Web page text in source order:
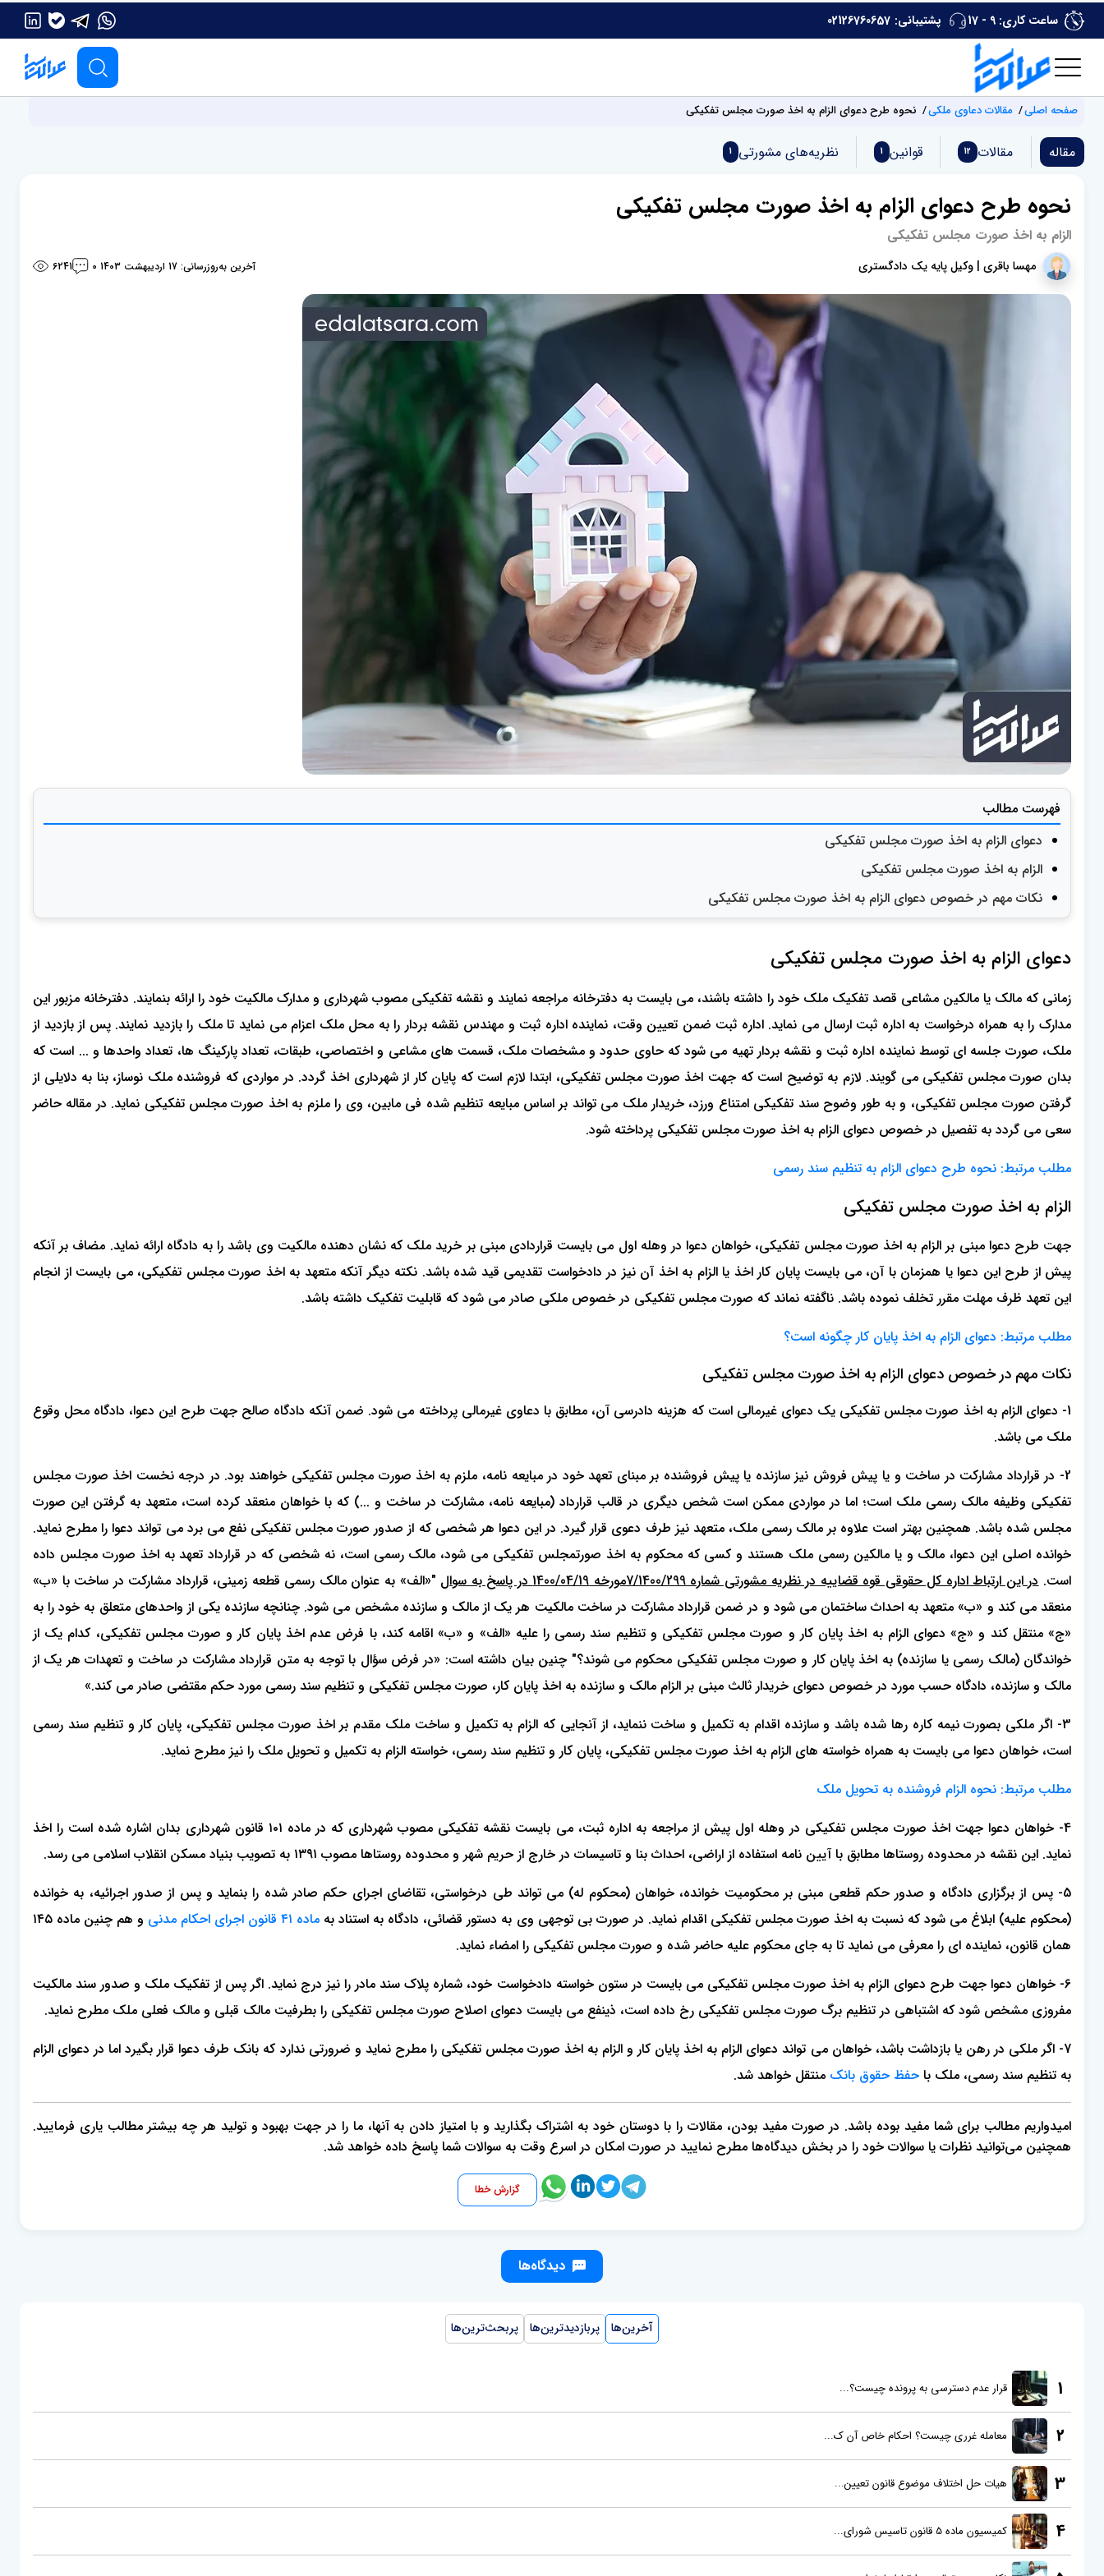
ساعت کاری: 9 - 17 پشتیبانی: 02126760657
صفحه اصلی مقالات دعاوی ملکی نحوه طرح دعوای الزام به اخذ صورت مجلس تفکیکی
مقاله مقالات 12 قوانین 1 نظریه‌های مشورتی 1
نحوه طرح دعوای الزام به اخذ صورت مجلس تفکیکی
الزام به اخذ صورت مجلس تفکیکی
مهسا باقری | وکیل پایه یک دادگستری آخرین به‌روزرسانی: 17 اردیبهشت 1403 0
6241
فهرست مطالب
دعوای الزام به اخذ صورت مجلس تفکیکی
الزام به اخذ صورت مجلس تفکیکی
نکات مهم در خصوص دعوای الزام به اخذ صورت مجلس تفکیکی
دعوای الزام به اخذ صورت مجلس تفکیکی
زمانی که مالک یا مالکین مشاعی قصد تفکیک ملک خود را داشته باشند، می بایست به دفترخانه مراجعه نمایند و‌ نقشه تفکیکی مصوب شهرداری و مدارک مالکیت خود را ارائه بنمایند. دفترخانه مزبور این
مدارک را به همراه درخواست به اداره ثبت ارسال می نماید. اداره ثبت ضمن تعیین وقت، نماینده اداره ثبت و مهندس نقشه بردار را به محل ملک اعزام می نماید تا ملک را بازدید نمایند. پس از بازدید از
ملک، صورت جلسه ای توسط نماینده اداره ثبت و نقشه بردار تهیه می شود که حاوی حدود و مشخصات ملک، قسمت های مشاعی و اختصاصی، طبقات، تعداد پارکینگ ها، تعداد واحدها و ... است که
بدان صورت مجلس تفکیکی می گویند. لازم به توضیح است که جهت اخذ صورت مجلس تفکیکی، ابتدا لازم است که پایان کار از شهرداری اخذ گردد. در مواردی که فروشنده ملک نوساز، بنا به دلایلی از
گرفتن صورت مجلس تفکیکی، و به طور وضوح سند تفکیکی امتناع ورزد، خریدار ملک می تواند بر اساس مبایعه تنظیم شده فی مابین، وی را ملزم به اخذ صورت مجلس تفکیکی نماید. در مقاله حاضر
سعی می گردد به تفصیل در خصوص دعوای الزام به اخذ صورت مجلس تفکیکی پرداخته شود.
مطلب مرتبط: نحوه طرح دعوای الزام به تنظیم سند رسمی
الزام به اخذ صورت مجلس تفکیکی
جهت طرح دعوا مبنی بر الزام به اخذ صورت مجلس تفکیکی، خواهان دعوا در وهله اول می بایست قراردادی مبنی بر خرید ملک که نشان دهنده مالکیت وی باشد را به دادگاه ارائه نماید. مضاف بر آنکه
پیش از طرح این دعوا یا همزمان با آن، می بایست پایان کار اخذ یا الزام به اخذ آن نیز در دادخواست تقدیمی قید شده باشد. نکته دیگر آنکه متعهد به اخذ صورت مجلس تفکیکی، می بایست از انجام
این تعهد ظرف مهلت مقرر تخلف نموده باشد. ناگفته نماند که صورت مجلس تفکیکی در خصوص ملکی صادر می شود که قابلیت تفکیک داشته باشد.
مطلب مرتبط: دعوای الزام به اخذ پایان کار چگونه است؟
نکات مهم در خصوص دعوای الزام به اخذ صورت مجلس تفکیکی
1- دعوای الزام به اخذ صورت مجلس تفکیکی یک دعوای غیرمالی است که هزینه دادرسی آن، مطابق با دعاوی غیرمالی پرداخته می شود. ضمن آنکه دادگاه صالح جهت طرح این دعوا، دادگاه محل وقوع
ملک می باشد.
2- در قرارداد مشارکت در ساخت و یا پیش فروش نیز سازنده یا پیش فروشنده بر مبنای تعهد خود در مبایعه نامه، ملزم به اخذ صورت مجلس تفکیکی خواهند بود. در درجه نخست اخذ صورت مجلس
تفکیکی وظیفه مالک رسمی ملک است؛ اما در مواردی ممکن است شخص دیگری در قالب قرارداد (مبایعه نامه، مشارکت در ساخت و ...) که با خواهان منعقد کرده است، متعهد به گرفتن این صورت
مجلس شده باشد. همچنین بهتر است علاوه بر مالک رسمی ملک، متعهد نیز طرف دعوی قرار گیرد. در این دعوا هر شخصی که از صدور صورت مجلس تفکیکی نفع می برد می تواند دعوا را مطرح نماید.
خوانده اصلی این دعوا، مالک و یا مالکین رسمی ملک هستند و کسی که محکوم به اخذ صورتمجلس تفکیکی می شود، مالک رسمی است، نه شخصی که در قرارداد تعهد به اخذ صورت مجلس داده
است.در این ارتباط اداره کل حقوقی قوه قضاییه در نظریه مشورتی شماره 7/1400/299مورخه 1400/04/19 در پاسخ به سوال
"«الف» به عنوان مالک رسمی قطعه زمینی، قرارداد مشارکت در ساخت با «ب»
منعقد می کند و «ب» متعهد به احداث ساختمان می شود و در ضمن قرارداد مشارکت در ساخت مالکیت هر یک از مالک و سازنده مشخص می شود. چنانچه سازنده یکی از واحدهای متعلق به خود را به
«ج» منتقل کند و «ج» دعوای الزام به اخذ پایان کار و صورت مجلس تفکیکی و تنظیم سند رسمی را علیه «الف» و «ب» اقامه کند، با فرض عدم اخذ پایان کار و صورت مجلس تفکیکی، کدام یک از
خواندگان (مالک رسمی یا سازنده) به اخذ پایان کار و صورت مجلس تفکیکی محکوم می شوند؟" چنین بیان داشته است: «در فرض سؤال با توجه به متن قرارداد مشارکت در ساخت و تعهدات هر یک از
مالک و سازنده، دادگاه حسب مورد در خصوص دعوای خریدار ثالث مبنی بر الزام مالک و سازنده به اخذ پایان کار، صورت مجلس تفکیکی و تنظیم سند رسمی مورد حکم مقتضی صادر می کند.»
3- اگر ملکی بصورت نیمه کاره رها شده باشد و سازنده اقدام به تکمیل و ساخت ننماید، از آنجایی که الزام به تکمیل و ساخت ملک مقدم بر اخذ صورت مجلس تفکیکی، پایان کار و تنظیم سند رسمی
است، خواهان دعوا می بایست به همراه خواسته های الزام به اخذ صورت مجلس تفکیکی، پایان کار و تنظیم سند رسمی، خواسته الزام به تکمیل و تحویل ملک را نیز مطرح نماید.
مطلب مرتبط: نحوه الزام فروشنده به تحویل ملک
4- خواهان دعوا جهت اخذ صورت مجلس تفکیکی در وهله اول پیش از مراجعه به اداره ثبت، می بایست نقشه تفکیکی مصوب شهرداری که در ماده ۱۰۱ قانون شهرداری بدان اشاره شده است را اخذ
نماید. این نقشه در محدوده روستاها مطابق با آیین نامه استفاده از اراضی، احداث بنا و تاسیسات در خارج از حریم شهر و محدوده روستاها مصوب ۱۳۹۱ به تصویب بنیاد مسکن انقلاب اسلامی می رسد.
5- پس از برگزاری دادگاه و صدور حکم قطعی مبنی بر محکومیت خوانده، خواهان (محکوم له) می تواند طی درخواستی، تقاضای اجرای حکم صادر شده را بنماید و پس از صدور اجرائیه، به خوانده
(محکوم علیه) ابلاغ می شود که نسبت به اخذ صورت مجلس تفکیکی اقدام نماید. در صورت بی توجهی وی به دستور قضائی، دادگاه به استناد به ماده ۴۱ قانون اجرای احکام مدنی
و هم چنین ماده ۱۴۵
همان قانون، نماینده ای را معرفی می نماید تا به جای محکوم علیه حاضر شده و صورت مجلس تفکیکی را امضاء نماید.
6- خواهان دعوا جهت طرح دعوای الزام به اخذ صورت مجلس تفکیکی می بایست در ستون خواسته دادخواست خود، شماره پلاک سند مادر را نیز درج نماید. اگر پس از تفکیک ملک و صدور سند مالکیت
مفروزی مشخص شود که اشتباهی در تنظیم برگ صورت مجلس تفکیکی رخ داده است، ذینفع می بایست دعوای اصلاح صورت مجلس تفکیکی را بطرفیت مالک قبلی و مالک فعلی ملک مطرح نماید.
7- اگر ملکی در رهن یا بازداشت باشد، خواهان می تواند دعوای الزام به اخذ پایان کار و الزام به اخذ صورت مجلس تفکیکی را مطرح نماید و ضرورتی ندارد که بانک طرف دعوا قرار بگیرد اما در دعوای الزام
به تنظیم سند رسمی، ملک با حفظ حقوق بانک منتقل خواهد شد.
امیدواریم مطالب برای شما مفید بوده باشد. در صورت مفید بودن، مقالات را با دوستان خود به اشتراک بگذارید و با امتیاز دادن به آنها، ما را در جهت بهبود و تولید هر چه بیشتر مطالب یاری فرمایید.
همچنین می‌توانید نظرات یا سوالات خود را در بخش دیدگاه‌ها مطرح نمایید در صورت امکان در اسرع وقت به سوالات شما پاسخ داده خواهد شد.
گزارش خطا
دیدگاه‌ها
آخرین‌ها پربازدیدترین‌ها پربحث‌ترین‌ها
1 قرار عدم دسترسی به پرونده چیست؟...
2 معامله غرری چیست؟ احکام خاص آن ک...
3 هیات حل اختلاف موضوع قانون تعیین...
4 کمیسیون ماده 5 قانون تاسیس شورای...